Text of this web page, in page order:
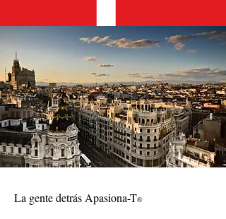
La gente detrás Apasiona-T®